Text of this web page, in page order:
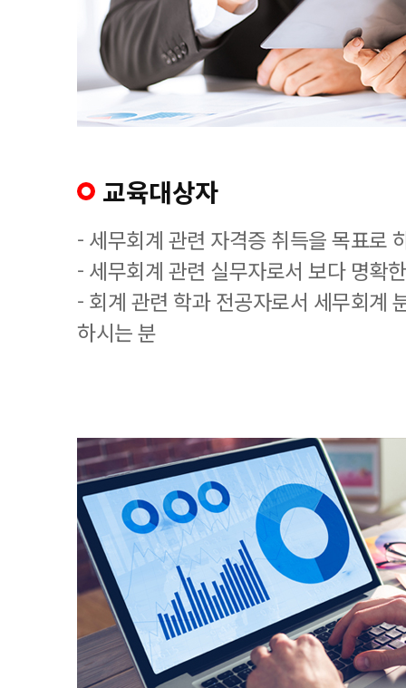
교육대상자
- 세무회계 관련 자격증 취득을 목표로
- 세무회계 관련 실무자로서 보다 명확
- 회계 관련 학과 전공자로서 세무회계
하시는 분